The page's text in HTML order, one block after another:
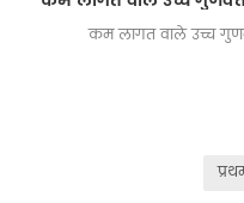
कम लागत वाले उच्च